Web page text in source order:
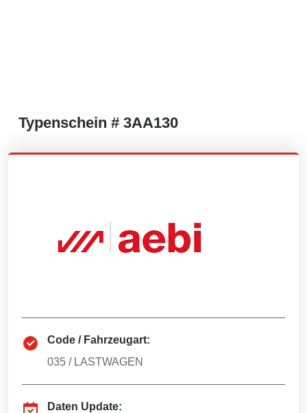
Typenschein # 3AA130
Code / Fahrzeugart:
035 / LASTWAGEN
Daten Update: